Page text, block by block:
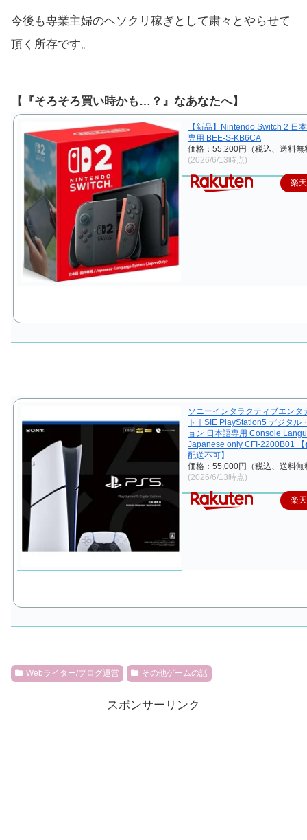
今後も専業主婦のヘソクリ稼ぎとして粛々とやらせて
頂く所存です。
【『そろそろ買い時かも…？』なあなたへ】
【新品】Nintendo Switch 2 日
専用 BEE-S-KB6CA
価格：55,200円（税込、送料無
(2026/6/13時点)
楽
ソニーインタラクティブエンタ
ト｜SIE PlayStation5 デジタル
ョン 日本語専用 Console
Japanese only CFI-2200B01 【
配送不可】
価格：55,000円（税込、送料無
(2026/6/13時点)
楽
Webライター/ブログ運営 その他ゲームの話
スポンサーリンク